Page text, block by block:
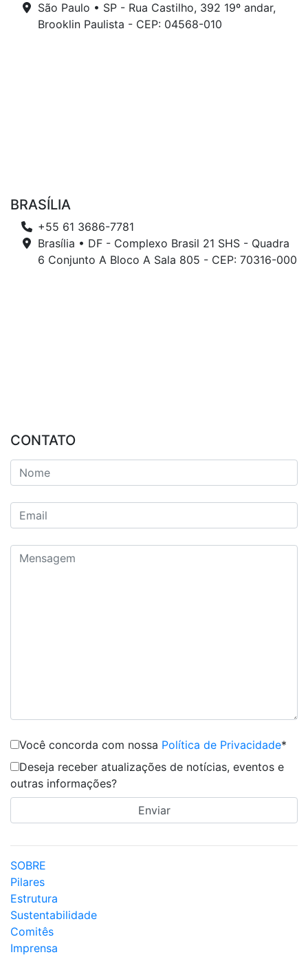
São Paulo • SP - Rua Castilho, 392 19º andar,
Brooklin Paulista - CEP: 04568-010
BRASÍLIA
+55 61 3686-7781
Brasília • DF - Complexo Brasil 21 SHS - Quadra
6 Conjunto A Bloco A Sala 805 - CEP: 70316-000
CONTATO
Você concorda com nossa Política de Privacidade*
Deseja receber atualizações de notícias, eventos e
outras informações?
SOBRE
Pilares
Estrutura
Sustentabilidade
Comitês
Imprensa